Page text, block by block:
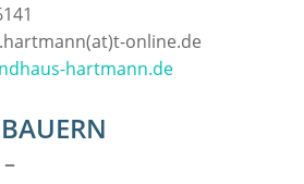
online.de
hartmann.de